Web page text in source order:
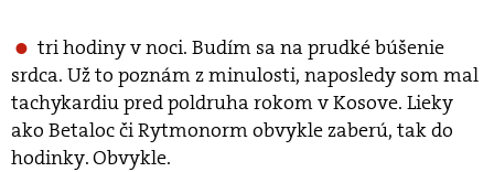
tri hodiny v noci. Budím sa na prudké búšenie
srdca. Už to poznám z minulosti, naposledy som mal
tachykardiu pred poldruha rokom v Kosove. Lieky
ako Betaloc či Rytmonorm obvykle zaberú, tak do
hodinky. Obvykle.